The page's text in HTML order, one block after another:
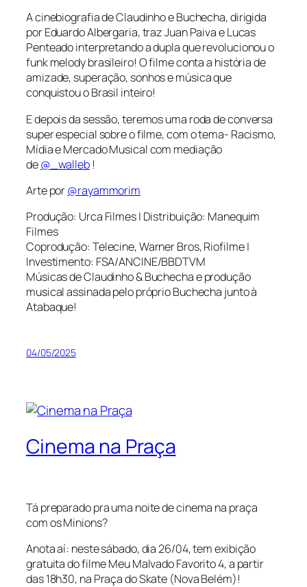
A cinebiografia de Claudinho e Buchecha, dirigida
por Eduardo Albergaria, traz Juan Paiva e Lucas
Penteado interpretando a dupla que revolucionou o
funk melody brasileiro! O filme conta a história de
amizade, superação, sonhos e música que
conquistou o Brasil inteiro!
E depois da sessão, teremos uma roda de conversa
super especial sobre o filme, com o tema- Racismo,
Mídia e Mercado Musical com mediação
de@_walleb!
Arte por@rayammorim
Produção: Urca Filmes | Distribuição: Manequim
Filmes
Coprodução: Telecine, Warner Bros, Riofilme |
Investimento: FSA/ANCINE/BBDTVM
Músicas de Claudinho & Buchecha e produção
musical assinada pelo próprio Buchecha junto à
Atabaque!
04/05/2025
Cinema na Praça
Tá preparado pra uma noite de cinema na praça
com os Minions?
Anota aí: neste sábado, dia 26/04, tem exibição
gratuita do filme Meu Malvado Favorito 4, a partir
das 18h30, na Praça do Skate (Nova Belém)!